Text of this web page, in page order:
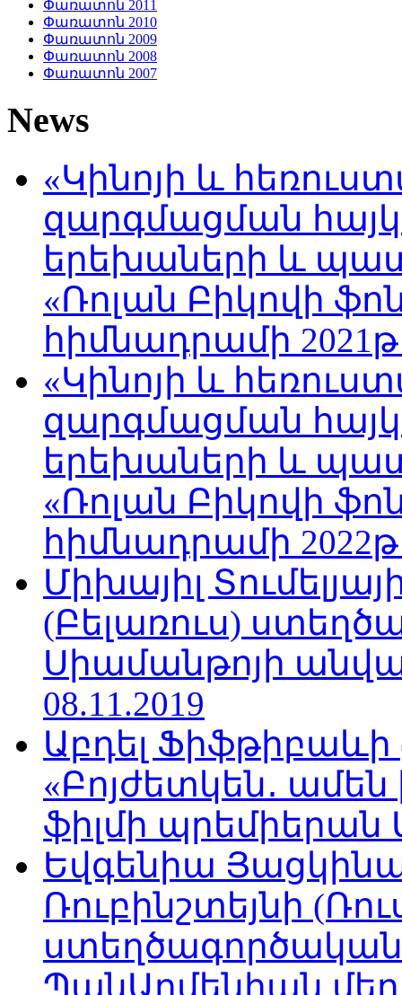
Փառատոն 2011
Փառատոն 2010
Փառատոն 2009
Փառատոն 2008
Փառատոն 2007
News
«Կինոյի և
զարգմացման
երեխաների և
«Ռոլան Բիկովի
հիմնադրամի
«Կինոյի և
զարգմացման
երեխաների և
«Ռոլան Բիկովի
հիմնադրամի
Միխայիլ
(Բելառուս)
Սիամանթոյի
08.11.2019
Աբդել
«Բոյժետկեն․
ֆիլմի պրեմիերան
Եվգենիա
Ռուբինշտեյնի
ՊանԱրմենիան